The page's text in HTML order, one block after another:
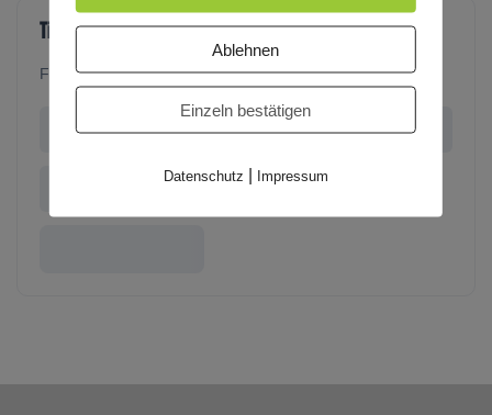
Tickets
From €8
Ablehnen
Einzeln bestätigen
Datenschutz | Impressum